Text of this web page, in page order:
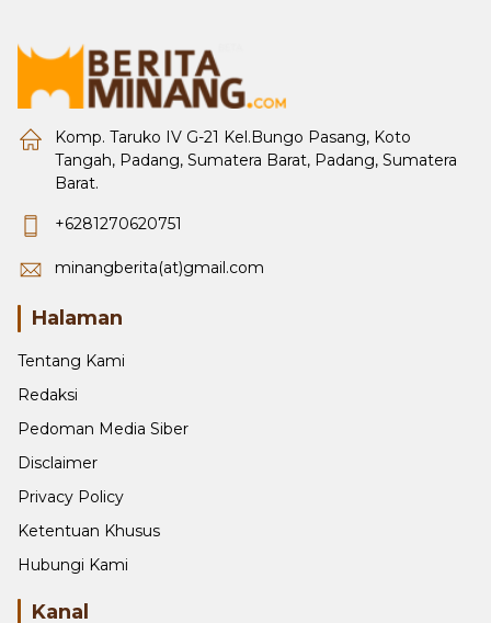
Komp. Taruko IV G-21 Kel.Bungo Pasang, Koto
Tangah, Padang, Sumatera Barat, Padang, Sumatera
Barat.
+6281270620751
minangberita(at)gmail.com
Halaman
Tentang Kami
Redaksi
Pedoman Media Siber
Disclaimer
Privacy Policy
Ketentuan Khusus
Hubungi Kami
Kanal